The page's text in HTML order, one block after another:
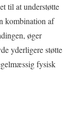
til at understøtte
kombination af
øger
yderligere støtte
fysisk